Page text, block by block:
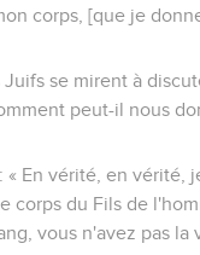
corps, [que je
Juifs se mirent à
peut-il nous
« En vérité, en vérité,
corps du Fils de
vous n'avez pas la